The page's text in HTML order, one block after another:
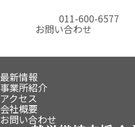
011-600-6577
お問い合わせ
最新情報
事業所紹介
アクセス
会社概要
お問い合わせ